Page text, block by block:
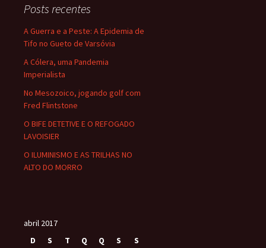
k n
Posts recentes
A Guerra e a Peste: A Epidemia de
Tifo no Gueto de Varsóvia
A Cólera, uma Pandemia
Imperialista
No Mesozoico, jogando golf com
Fred Flintstone
O BIFE DETETIVE E O REFOGADO
LAVOISIER
O ILUMINISMO E AS TRILHAS NO
ALTO DO MORRO
abril 2017
D
S T Q Q S
S